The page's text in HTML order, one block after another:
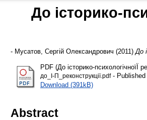
До історико-
- Мусатов, Сергій Олександрович (2011) До
PDF (До історико-психологічноїЇ
до_І-П_реконструкції.pdf- Published
Download (391kB)
Abstract